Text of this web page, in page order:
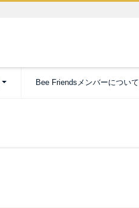
Bee Friendsメンバーについて